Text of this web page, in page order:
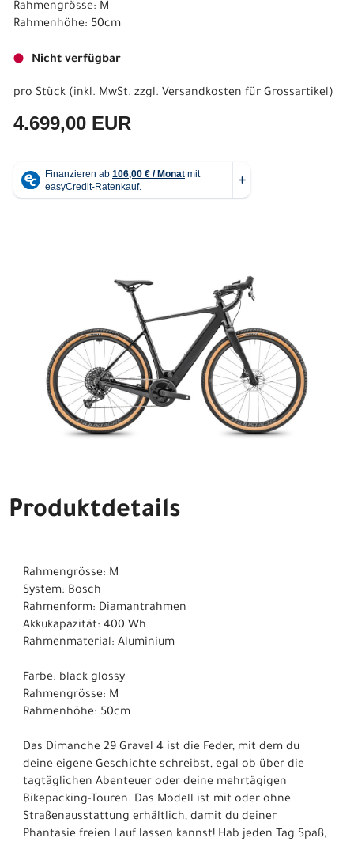
Rahmengrösse: M
Rahmenhöhe: 50cm
Nicht verfügbar
pro Stück (inkl. MwSt. zzgl. Versandkosten für Grossartikel)
4.699,00 EUR
Produktdetails
Rahmengrösse: M
System: Bosch
Rahmenform: Diamantrahmen
Akkukapazität: 400 Wh
Rahmenmaterial: Aluminium
Farbe: black glossy
Rahmengrösse: M
Rahmenhöhe: 50cm
Das Dimanche 29 Gravel 4 ist die Feder, mit dem du
deine eigene Geschichte schreibst, egal ob über die
tagtäglichen Abenteuer oder deine mehrtägigen
Bikepacking-Touren. Das Modell ist mit oder ohne
Straßenausstattung erhältlich, damit du deiner
Phantasie freien Lauf lassen kannst! Hab jeden Tag Spaß,